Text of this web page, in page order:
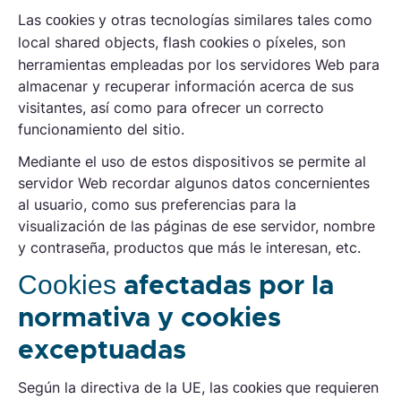
Las cookies y otras tecnologías similares tales como
local shared objects, flash cookies o píxeles, son
herramientas empleadas por los servidores Web para
almacenar y recuperar información acerca de sus
visitantes, así como para ofrecer un correcto
funcionamiento del sitio.
Mediante el uso de estos dispositivos se permite al
servidor Web recordar algunos datos concernientes
al usuario, como sus preferencias para la
visualización de las páginas de ese servidor, nombre
y contraseña, productos que más le interesan, etc.
Cookies afectadas por la
normativa y cookies
exceptuadas
Según la directiva de la UE, las cookies que requieren